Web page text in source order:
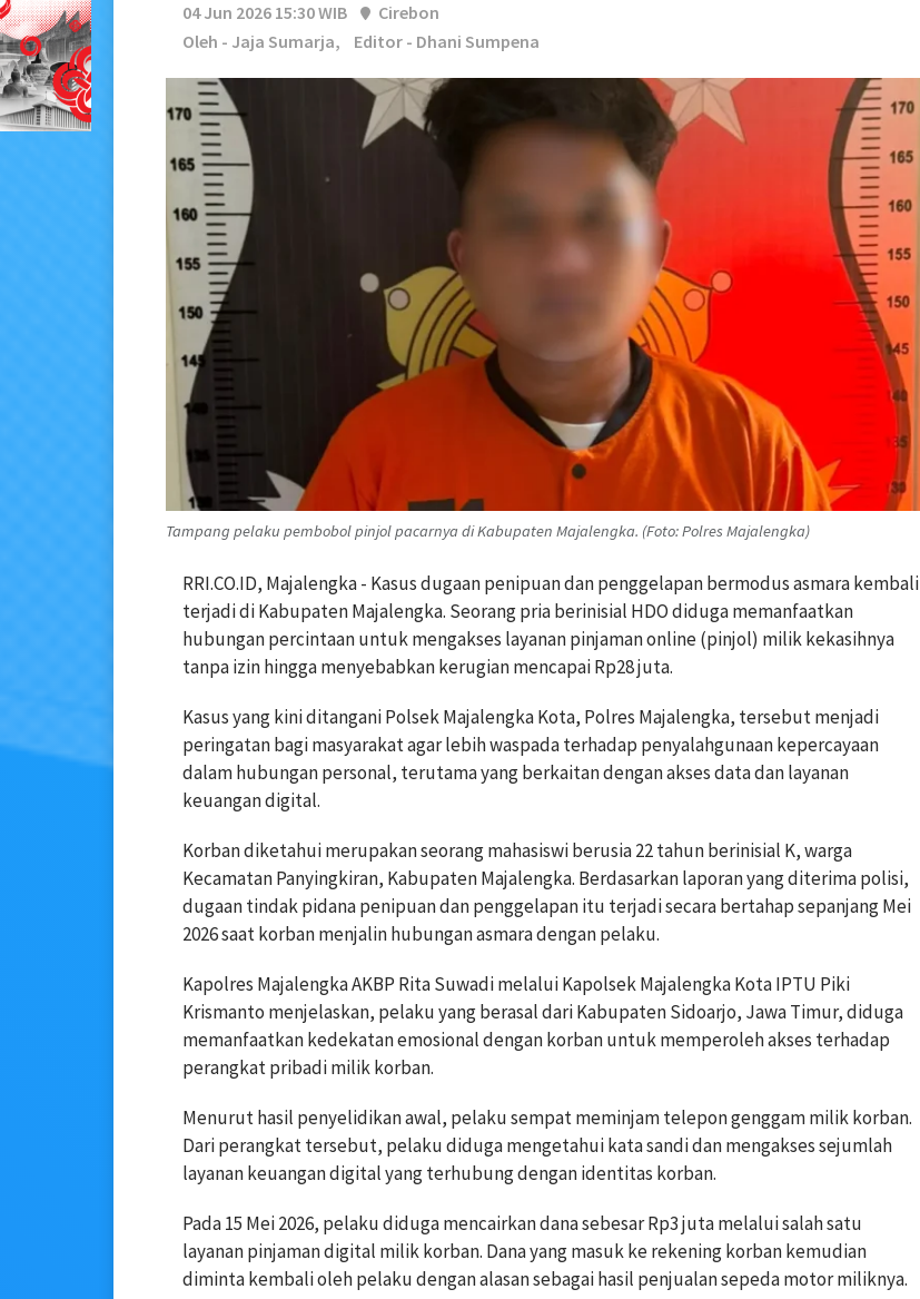
04 Jun 2026 15:30 WIB
Cirebon
Oleh - Jaja Sumarja,
Editor - Dhani Sumpena
Tampang pelaku pembobol pinjol pacarnya di Kabupaten Majalengka. (Foto: Polres Majalengka)
RRI.CO.ID, Majalengka - Kasus dugaan penipuan dan penggelapan bermodus asmara kembali
terjadi di Kabupaten Majalengka. Seorang pria berinisial HDO diduga memanfaatkan
hubungan percintaan untuk mengakses layanan pinjaman online (pinjol) milik kekasihnya
tanpa izin hingga menyebabkan kerugian mencapai Rp28 juta.
Kasus yang kini ditangani Polsek Majalengka Kota, Polres Majalengka, tersebut menjadi
peringatan bagi masyarakat agar lebih waspada terhadap penyalahgunaan kepercayaan
dalam hubungan personal, terutama yang berkaitan dengan akses data dan layanan
keuangan digital.
Korban diketahui merupakan seorang mahasiswi berusia 22 tahun berinisial K, warga
Kecamatan Panyingkiran, Kabupaten Majalengka. Berdasarkan laporan yang diterima polisi,
dugaan tindak pidana penipuan dan penggelapan itu terjadi secara bertahap sepanjang Mei
2026 saat korban menjalin hubungan asmara dengan pelaku.
Kapolres Majalengka AKBP Rita Suwadi melalui Kapolsek Majalengka Kota IPTU Piki
Krismanto menjelaskan, pelaku yang berasal dari Kabupaten Sidoarjo, Jawa Timur, diduga
memanfaatkan kedekatan emosional dengan korban untuk memperoleh akses terhadap
perangkat pribadi milik korban.
Menurut hasil penyelidikan awal, pelaku sempat meminjam telepon genggam milik korban.
Dari perangkat tersebut, pelaku diduga mengetahui kata sandi dan mengakses sejumlah
layanan keuangan digital yang terhubung dengan identitas korban.
Pada 15 Mei 2026, pelaku diduga mencairkan dana sebesar Rp3 juta melalui salah satu
layanan pinjaman digital milik korban. Dana yang masuk ke rekening korban kemudian
diminta kembali oleh pelaku dengan alasan sebagai hasil penjualan sepeda motor miliknya.